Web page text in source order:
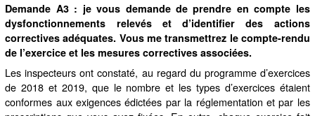
Demande A3 : je vous demande de prendre en compte les
dysfonctionnements relevés et
d’identifier des actions
correctives adéquates. Vous me transmettrez le compte-rendu
de l’exercice et les mesures correctives associées.
Les inspecteurs ont constaté, au regard du programme d’exercices
de 2018 et 2019, que le nombre et les types d’exercices étaient
conformes aux exigences édictées par la réglementation et par les